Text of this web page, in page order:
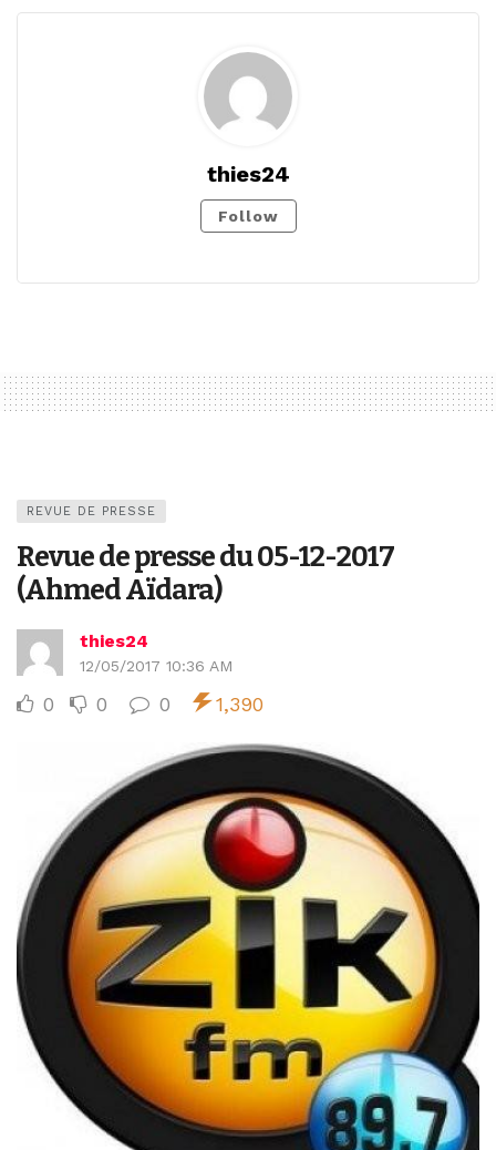
thies24
Follow
REVUE DE PRESSE
Revue de presse du 05-12-2017
(Ahmed Aïdara)
thies24
12/05/2017 10:36 AM
0 0 0 1,390